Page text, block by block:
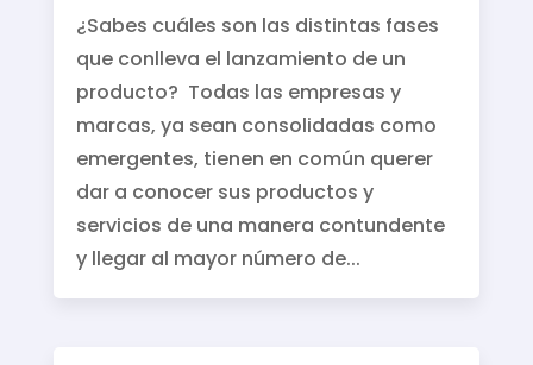
¿Sabes cuáles son las distintas fases
que conlleva el lanzamiento de un
producto? Todas las empresas y
marcas, ya sean consolidadas como
emergentes, tienen en común querer
dar a conocer sus productos y
servicios de una manera contundente
y llegar al mayor número de...